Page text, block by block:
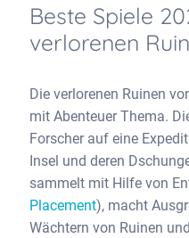
Beste Spiele
verlorenen
Die verlorenen Ruinen
mit Abenteuer Thema.
Forscher auf eine
Insel und deren
sammelt mit Hilfe von
Placement), macht
Wächtern von Ruinen